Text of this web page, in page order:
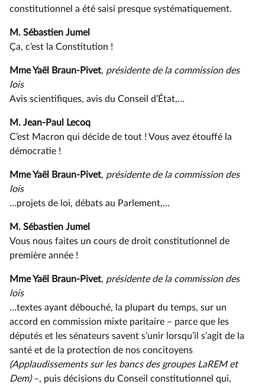
constitutionnel a été saisi presque systématiquement.
M. Sébastien Jumel
Ça, c’est la Constitution !
Mme Yaël Braun-Pivet, présidente de la commission des
lois
Avis scientifiques, avis du Conseil d’État,…
M. Jean-Paul Lecoq
C’est Macron qui décide de tout ! Vous avez étouffé la
démocratie !
Mme Yaël Braun-Pivet, présidente de la commission des
lois
…projets de loi, débats au Parlement,…
M. Sébastien Jumel
Vous nous faites un cours de droit constitutionnel de
première année !
Mme Yaël Braun-Pivet, présidente de la commission des
lois
…textes ayant débouché, la plupart du temps, sur un
accord en commission mixte paritaire –⁠ parce que les
députés et les sénateurs savent s’unir lorsqu’il s’agit de la
santé et de la protection de nos concitoyens
(Applaudissements sur les bancs des groupes LaREM et
Dem)–, puis décisions du Conseil constitutionnel qui,